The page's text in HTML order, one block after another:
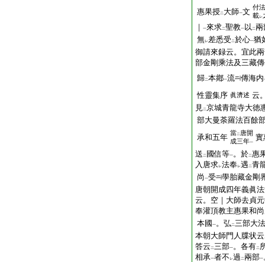
惠果授二 大師一文 付
載レ
｜ 一來求二聖教一 以 二兩
無レ差悉受 二於心一猶
御請來録云。宜此
部金剛乘法及三藏
歸二本鄕一流 傳海内
性靈集序 眞濟述 云
見二京城青龍寺大徳
部大曼荼羅法百餘
承和五年 當二 唐開
成三年一
實
送 二 國信等一。於二惠
入唐求レ法奉レ遇 二青
尚一受
學胎藏金剛
唐朝開成四年義眞
云。空｜大師去貞
奉灌頂教主惠果和
本國 一。弘二三部大法
本朝大師門人牒状云
答云 二三部一。各有二
相承一者不 レ過 二兩部一